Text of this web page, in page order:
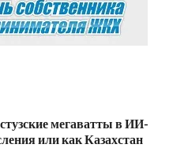
мегаватты в ИИ-
или как Казахстан